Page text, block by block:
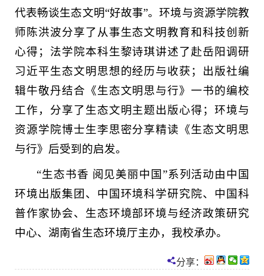
代表畅谈生态文明“好故事”。环境与资源学院教
师陈洪波分享了从事生态文明教育和科技创新
心得；法学院本科生黎诗琪讲述了赴岳阳调研
习近平生态文明思想的经历与收获；出版社编
辑牛敬丹结合《生态文明思与行》一书的编校
工作，分享了生态文明主题出版心得；环境与
资源学院博士生李思密分享精读《生态文明思
与行》后受到的启发。
“生态书香 阅见美丽中国”系列活动由中国
环境出版集团、中国环境科学研究院、中国科
普作家协会、生态环境部环境与经济政策研究
中心、湖南省生态环境厅主办，我校承办。
分享：